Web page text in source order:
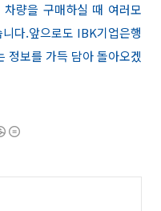
량을 구매하실 때 여러모
다.앞으로도 IBK기업은행
정보를 가득 담아 돌아오겠